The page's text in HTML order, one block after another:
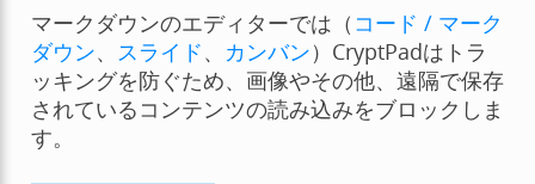
マークダウンのエディターでは（ コード / マーク
ダウン、 スライド、 カンバン）CryptPadはトラ
ッキングを防ぐため、画像やその他、遠隔で保存
されているコンテンツの読み込みをブロックしま
す。